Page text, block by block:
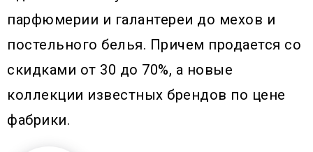
парфюмерии и галантереи до мехов и
постельного белья. Причем продается со
скидками от 30 до 70%, а новые
коллекции известных брендов по цене
фабрики.